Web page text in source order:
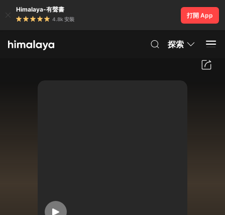
Himalaya-有聲書
4.8k 安裝
打開 App
探索